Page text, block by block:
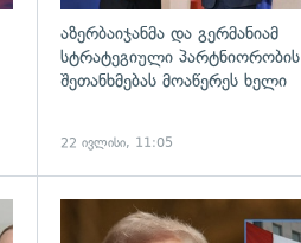
აზერბაიჯანმა და გერმანიამ
სტრატეგიული პარტნიორობის
შეთანხმებას მოაწერეს ხელი
22 ივლისი, 11:05
გადახედვა